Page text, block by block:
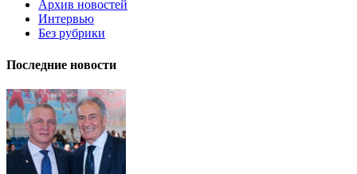
Архив новостей
Интервью
Без рубрики
Последние новости